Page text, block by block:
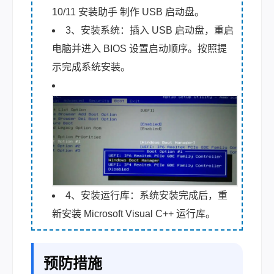
10/11 安装助手 制作 USB 启动盘。
3、安装系统：插入 USB 启动盘，重启
电脑并进入 BIOS 设置启动顺序。按照提
示完成系统安装。
4、安装运行库：系统安装完成后，重
新安装 Microsoft Visual C++ 运行库。
预防措施